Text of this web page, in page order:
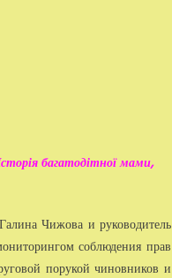
багатодітної мами,
Чижова и руководитель
соблюдения прав
порукой чиновников и